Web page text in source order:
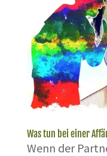
Was tun bei einer
Wenn der